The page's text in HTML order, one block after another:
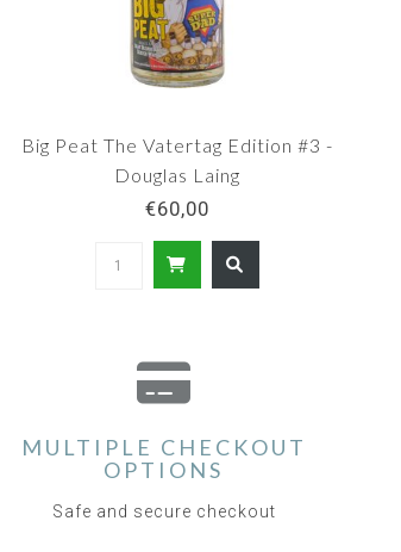
Big Peat The Vatertag Edition #3 -
Douglas Laing
€60,00
MULTIPLE CHECKOUT
OPTIONS
Safe and secure checkout